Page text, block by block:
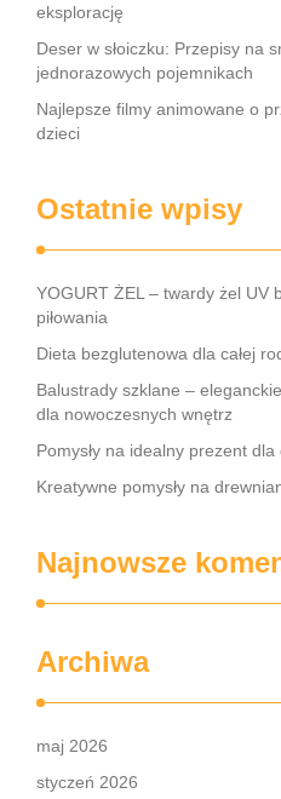
eksplorację
Deser w słoiczku: Przepisy na
jednorazowych pojemnikach
Najlepsze filmy animowane o
dzieci
Ostatnie wpisy
YOGURT ŻEL – twardy żel UV
piłowania
Dieta bezglutenowa dla całej
Balustrady szklane –
dla nowoczesnych wnętrz
Pomysły na idealny prezent dla
Kreatywne pomysły na
Najnowsze
Archiwa
maj 2026
styczeń 2026